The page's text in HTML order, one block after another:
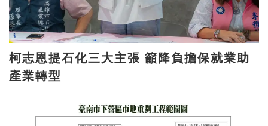
柯志恩提石化三大主張 籲降負擔保就業助
產業轉型